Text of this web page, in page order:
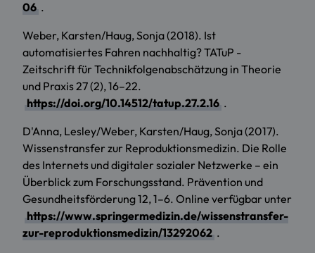
06 .
Weber, Karsten/Haug, Sonja (2018). Ist
automatisiertes Fahren nachhaltig? TATuP -
Zeitschrift für Technikfolgenabschätzung in Theorie
und Praxis 27 (2), 16–22.
https://doi.org/10.14512/tatup.27.2.16 .
D'Anna, Lesley/Weber, Karsten/Haug, Sonja (2017).
Wissenstransfer zur Reproduktionsmedizin. Die Rolle
des Internets und digitaler sozialer Netzwerke – ein
Überblick zum Forschungsstand. Prävention und
Gesundheitsförderung 12, 1–6. Online verfügbar unter
https://www.springermedizin.de/wissenstransfer-
zur-reproduktionsmedizin/13292062 .